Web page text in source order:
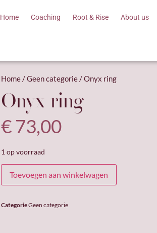
Home Coaching Root & Rise About us
Home/Geen categorie/ Onyx ring
Onyx ring
€73,00
1 op voorraad
Toevoegen aan winkelwagen
CategorieGeen categorie